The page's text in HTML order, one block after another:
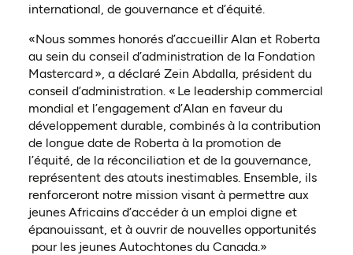
international, de gouvernance et d’équité.
«Nous sommes honorés d’accueillir Alan et Roberta
au sein du conseil d’administration de la Fondation
Mastercard », a déclaré Zein Abdalla, président du
conseil d’administration. « Le leadership commercial
mondial et l’engagement d’Alan en faveur du
développement durable, combinés à la contribution
de longue date de Roberta à la promotion de
l’équité, de la réconciliation et de la gouvernance,
représentent des atouts inestimables. Ensemble, ils
renforceront notre mission visant à permettre aux
jeunes Africains d’accéder à un emploi digne et
épanouissant, et à ouvrir de nouvelles opportunités
pour les jeunes Autochtones du Canada.»